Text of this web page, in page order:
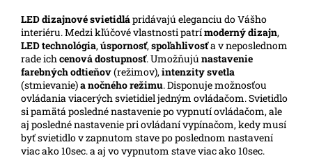
LEDdizajnové svietidlápridávajú eleganciu do Vášho
interiéru. Medzi kľúčové vlastnosti patrímoderný dizajn,
LED technológia,úspornosť,spoľahlivosťa v neposlednom
rade ichcenová dostupnosť. Umožňujú nastavenie
farebných odtieňov(režimov),intenzity svetla
(stmievanie)a nočného režimu. Disponuje možnosťou
ovládania viacerých svietidiel jedným ovládačom. Svietidlo
si pamätá posledné nastavenie po vypnutí ovládačom, ale
aj posledné nastavenie pri ovládaní vypínačom, kedy musí
byť svietidlo v zapnutom stave po poslednom nastavení
viac ako 10sec. a aj vo vypnutom stave viac ako 10sec.